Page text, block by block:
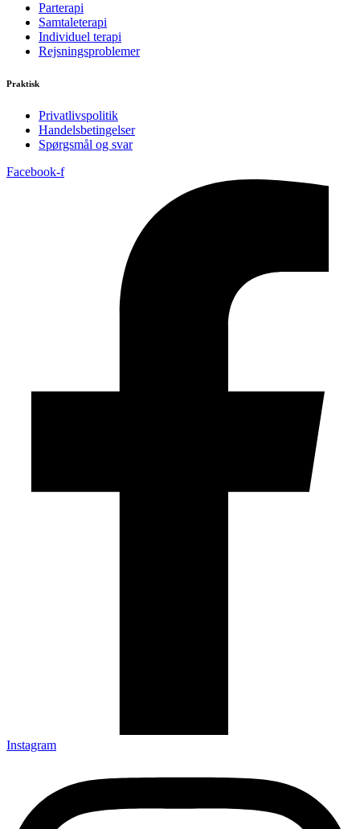
Parterapi
Samtaleterapi
Individuel terapi
Rejsningsproblemer
Praktisk
Privatlivspolitik
Handelsbetingelser
Spørgsmål og svar
Facebook-f
Instagram